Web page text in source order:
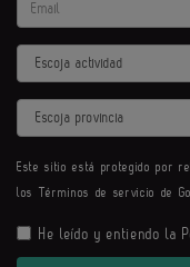
Actividad
Provincia
Este sitio está protegido por
los Términos de servicio de
He leído y entiendo la